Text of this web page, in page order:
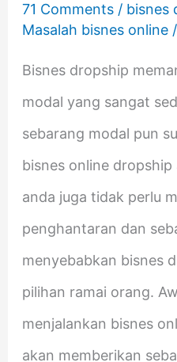
71 Comments / bisnes
Masalah bisnes online/
Bisnes dropship
modal yang sangat
sebarang modal pun
bisnes online dropship
anda juga tidak perlu
penghantaran dan
menyebabkan bisnes
pilihan ramai orang.
menjalankan bisnes
akan memberikan